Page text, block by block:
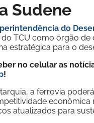
Sudene
do
TCU como órgão
estratégica para o
no celular as
!
a ferrovia
atualizados para